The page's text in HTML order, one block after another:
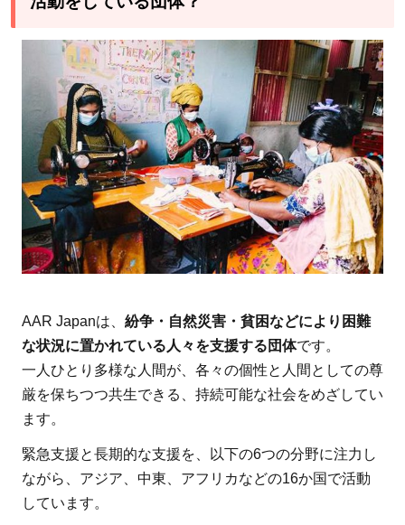
ビリ指
供
2.3.2
教育支
援
2.3.3
障がい
者の社
会的・
経済的
自立の
ト
3 AAR
Japan［難
民を助け
る会］の
寄付の使
い道
3.1
AAR Japanは、 紛争・自然災害・貧困などにより困難
な状況に置かれている人々を支援する団体です。
一人ひとり多様な人間が、各々の個性と人間としての尊
厳を保ちつつ共生できる、持続可能な社会をめざしてい
ます。
緊急支援と長期的な支援を、以下の6つの分野に注力し
ながら、アジア、中東、アフリカなどの16か国で活動
しています。